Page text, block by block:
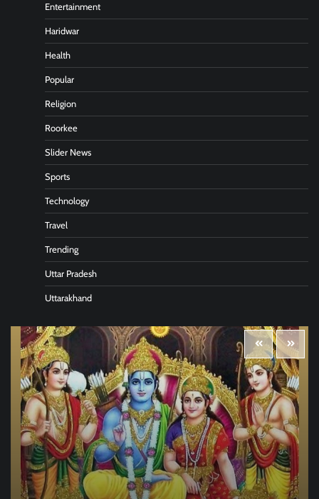
Entertainment
Haridwar
Health
Popular
Religion
Roorkee
Slider News
Sports
Technology
Travel
Trending
Uttar Pradesh
Uttarakhand